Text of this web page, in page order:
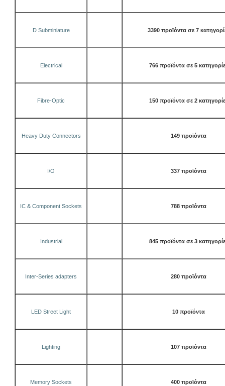
D Subminiature 3390 προϊόντα σε 7
Electrical 766 προϊόντα σε 5
Fibre-Optic 150 προϊόντα σε 2
Heavy Duty Connectors 149 προϊόντα
I/O 337 προϊόντα
IC & Component Sockets 788 προϊόντα
Industrial 845 προϊόντα σε 3
Inter-Series adapters 280 προϊόντα
LED Street Light 10 προϊόντα
Lighting 107 προϊόντα
Memory Sockets 400 προϊόντα